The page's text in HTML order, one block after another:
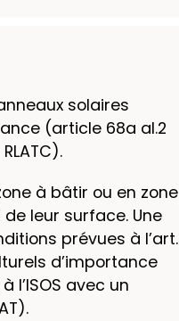
solaires
(article 68a al.2
à bâtir ou en zone
leur surface. Une
prévues à l’art.
d’importance
avec un